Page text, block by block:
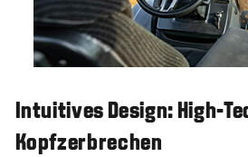
Intuitives Design: High-
Kopfzerbrechen